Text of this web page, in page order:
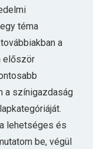
téma
a
először
a színigazdaság
lehetséges és
be, végül